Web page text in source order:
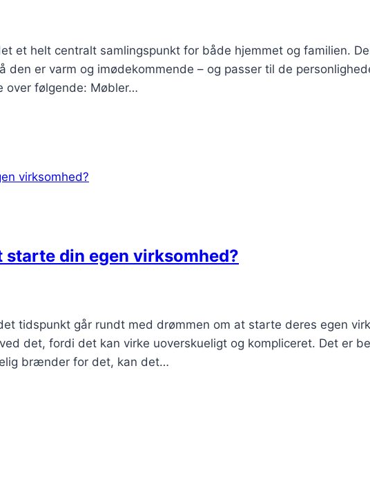
et helt centralt samlingspunkt for både hjemmet og familien.
er varm og imødekommende – og passer til de
følgende: Møbler…
starte din egen virksomhed?
tidspunkt går rundt med drømmen om at starte deres egen
det, fordi det kan virke uoverskueligt og kompliceret. Det er
brænder for det, kan det…